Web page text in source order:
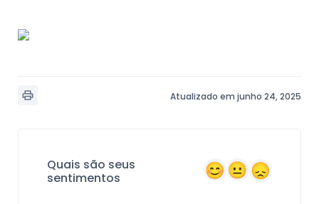
Atualizado em junho 24, 2025
Quais são seus
sentimentos